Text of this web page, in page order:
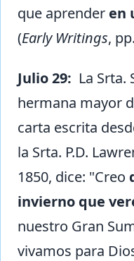
que aprender en
(Early Writings,
Julio 29: La Srta.
hermana mayor
carta escrita
la Srta. P.D.
1850, dice: "Creo
invierno que
nuestro Gran
vivamos para